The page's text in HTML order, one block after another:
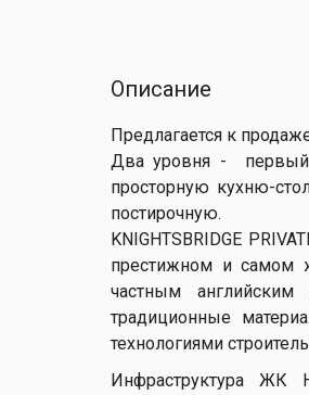
Описание
Предлагается к
Два уровня - первый
просторную кухню-
постирочную.
KNIGHTSBRIDGE
престижном и самом
частным английским
традиционные
технологиями
Инфраструктура ЖК